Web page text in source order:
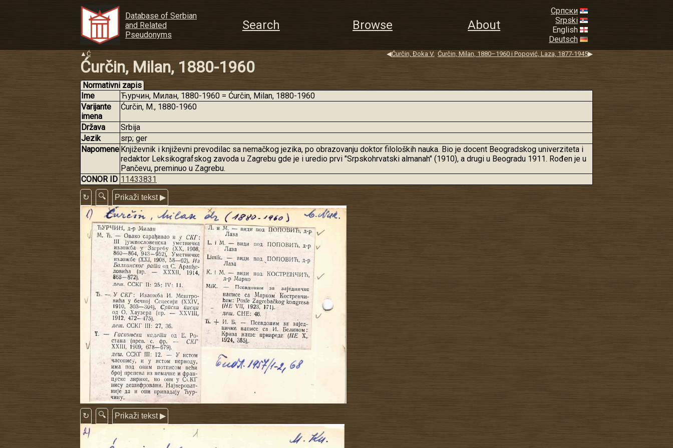
Database of Serbian
and Related
Pseudonyms
Search Browse About
Српски
Srpski
English
Deutsch
▲ Ć ◀Ćurčin, Đoka V. Ćurčin, Milan, 1880–1960 i Popović, Laza, 1877-1945▶
Ćurčin, Milan, 1880-1960
Normativni zapis
Ime
Ћурчин, Милан, 1880-1960 = Ćurčin, Milan, 1880-1960
Varijante
imena
Ćurčin, M., 1880-1960
Država
Srbija
Jezik
srp; ger
Napomene Književnik i književni prevodilac sa nemačkog jezika, po obrazovanju doktor filoloških nauka. Bio je docent Beogradskog univerziteta i
redaktor Leksikografskog zavoda u Zagrebu gde je i uredio prvi "Srpskohrvatski almanah" (1910), a drugi u Beogradu 1911. Rođen je u
Pančevu, preminuo u Zagrebu.
CONOR ID 11433831